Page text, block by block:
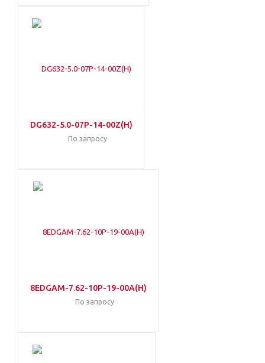
DG632-5.0-07P-14-00Z(H)
По запросу
8EDGAM-7.62-10P-19-00A(H)
По запросу